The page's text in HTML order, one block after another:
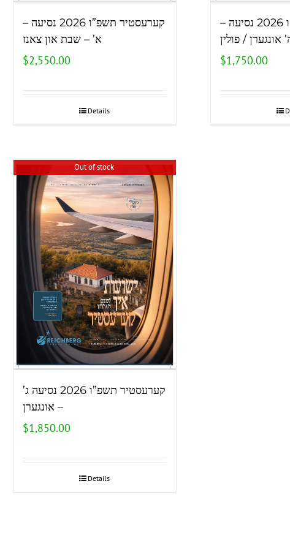
קערעסטיר תשפ”ו 2026 נסיעה –
א’ – שבת און צאנז
$2,550.00
Details
קערעסטיר תשפ”ו 2026 נסיעה –
אונגערן / פולין
$1,750.00
Out of stock
קערעסטיר תשפ”ו 2026 נסיעה ג’
– אונגערן
$1,850.00
Details